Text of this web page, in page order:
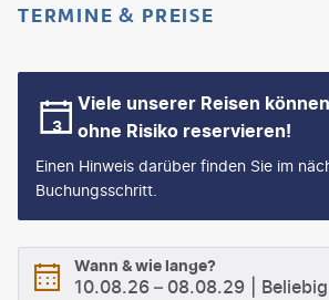
TERMINE & PREISE
Viele unserer Reisen
ohne Risiko reservieren!
Einen Hinweis darüber finden Sie im
Buchungsschritt.
Wann & wie lange?
10.08.26 – 08.08.29 Beliebig